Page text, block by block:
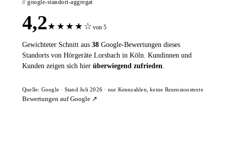
// google-standort-aggregat
4,2★ ★ ★ ★ ☆ von 5
Gewichteter Schnitt aus 38 Google-Bewertungen dieses
Standorts von Hörgeräte Lorsbach in Köln. Kundinnen und
Kunden zeigen sich hier überwiegend zufrieden.
Quelle: Google · Stand Juli 2026 · nur Kennzahlen, keine Rezensionstexte
Bewertungen auf Google ↗